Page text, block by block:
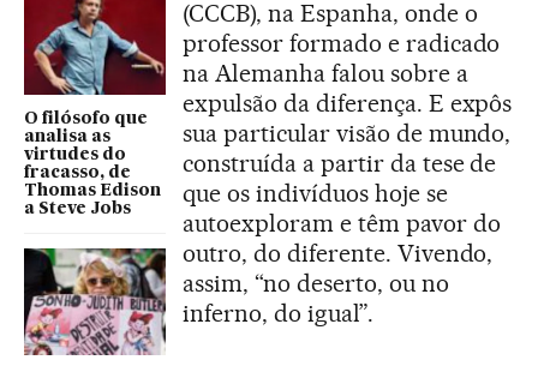
O filósofo que
analisa as
virtudes do
fracasso, de
Thomas Edison
a Steve Jobs
(CCCB), na Espanha, onde o
professor formado e radicado
na Alemanha falou sobre a
expulsão da diferença. E expôs
sua particular visão de mundo,
construída a partir da tese de
que os indivíduos hoje se
autoexploram e têm pavor do
outro, do diferente. Vivendo,
assim, “no deserto, ou no
inferno, do igual”.